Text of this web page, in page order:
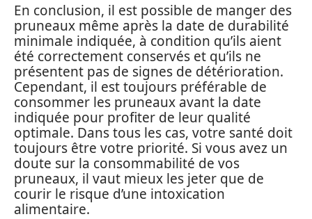
En conclusion, il est possible de manger des
pruneaux même après la date de durabilité
minimale indiquée, à condition qu’ils aient
été correctement conservés et qu’ils ne
présentent pas de signes de détérioration.
Cependant, il est toujours préférable de
consommer les pruneaux avant la date
indiquée pour profiter de leur qualité
optimale. Dans tous les cas, votre santé doit
toujours être votre priorité. Si vous avez un
doute sur la consommabilité de vos
pruneaux, il vaut mieux les jeter que de
courir le risque d’une intoxication
alimentaire.